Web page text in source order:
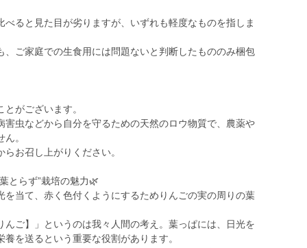
ると見た目が劣りますが、いずれも軽度なものを指しま
ご家庭での生食用には問題ないと判断したもののみ梱包
がございます。
虫などから自分を守るための天然のロウ物質で、農薬や
。
お召し上がりください。
とらず”栽培の魅力🌿
当て、赤く色付くようにするためりんごの実の周りの葉
ご】」というのは我々人間の考え。葉っぱには、日光を
を送るという重要な役割があります。